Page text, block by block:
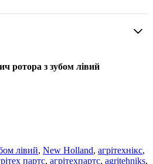
ротора з зубом лівий
лівий, New Holland, агрітехнікс,
партс, агрітехпартс, agritehniks,